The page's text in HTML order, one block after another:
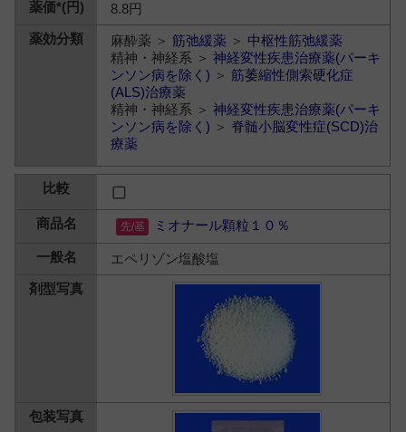
8.8円
麻酔薬 ＞ 筋弛緩薬 ＞ 中枢性筋弛緩薬
精神・神経系 ＞神経変性疾患治療薬(パーキ
ンソン病を除く) ＞ 筋萎縮性側索硬化症
(ALS)治療薬
精神・神経系 ＞神経変性疾患治療薬(パーキ
ンソン病を除く) ＞ 脊髄小脳変性症(SCD)治
療薬
ミオナール顆粒１０％
エペリゾン塩酸塩